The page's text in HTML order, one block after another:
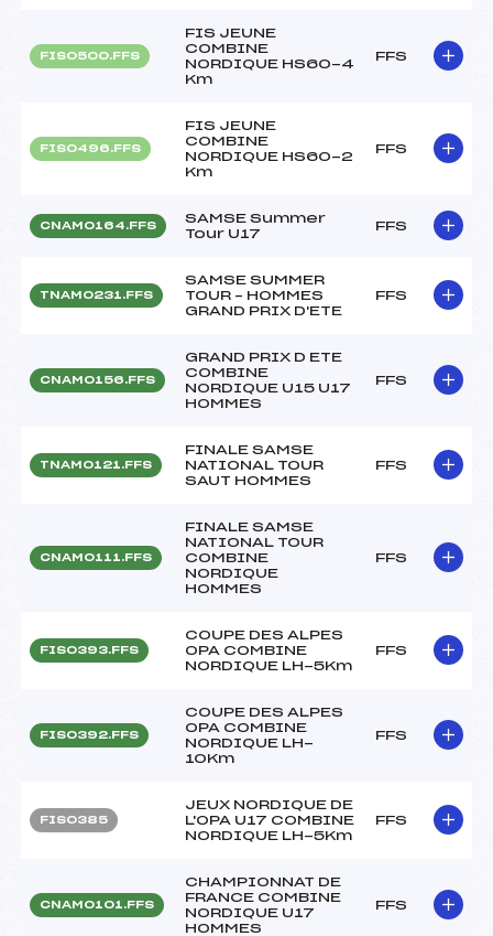
FIS0500.FFS
FIS JEUNE
COMBINE
NORDIQUE HS60-4
Km
FFS
FIS0496.FFS
FIS JEUNE
COMBINE
NORDIQUE HS60-2
Km
FFS
CNAM0164.FFS
SAMSE Summer
Tour U17
FFS
TNAM0231.FFS
SAMSE SUMMER
TOUR – HOMMES
GRAND PRIX D'ETE
FFS
CNAM0156.FFS
GRAND PRIX D ETE
COMBINE
NORDIQUE U15 U17
HOMMES
FFS
TNAM0121.FFS
FINALE SAMSE
NATIONAL TOUR
SAUT HOMMES
FFS
CNAM0111.FFS
FINALE SAMSE
NATIONAL TOUR
COMBINE
NORDIQUE
HOMMES
FFS
FIS0393.FFS
COUPE DES ALPES
OPA COMBINE
NORDIQUE LH-5Km
FFS
FIS0392.FFS
COUPE DES ALPES
OPA COMBINE
NORDIQUE LH-
10Km
FFS
FIS0385
JEUX NORDIQUE DE
L'OPA U17 COMBINE
NORDIQUE LH-5Km
FFS
CNAM0101.FFS
CHAMPIONNAT DE
FRANCE COMBINE
NORDIQUE U17
HOMMES
FFS